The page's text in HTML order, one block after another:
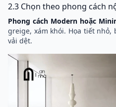
2.3 Chọn theo phong cách
Phong cách Modern hoặc
greige, xám khói. Họa tiết
vải dệt.